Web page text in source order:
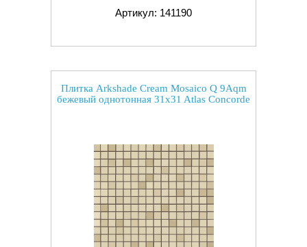
Артикул: 141190
Плитка Arkshade Cream Mosaico Q 9Aqm
бежевый однотонная 31x31 Atlas Concorde